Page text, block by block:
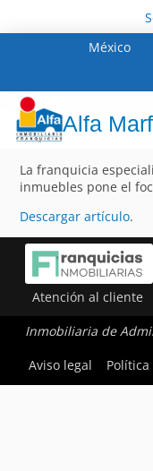
México
Alfa
La franquicia
inmuebles pone el
Descargar artículo.
Atención al cliente
Inmobiliaria de
Aviso legal